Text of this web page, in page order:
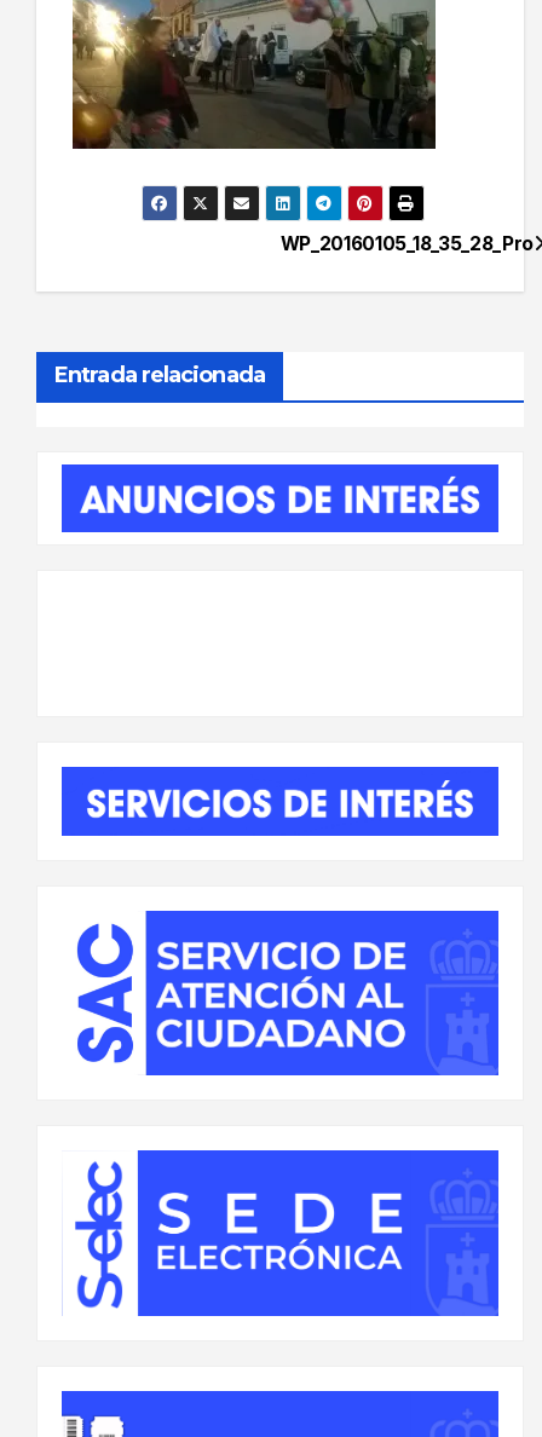
Navegación
de
entradas
WP_20160105_18_35_28_Pro
Entrada relacionada